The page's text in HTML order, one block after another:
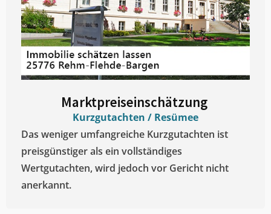
Marktpreiseinschätzung ​
Kurzgutachten / Resümee
Das weniger umfangreiche Kurzgutachten ist
preisgünstiger als ein vollständiges
Wertgutachten, wird jedoch vor Gericht nicht
anerkannt.